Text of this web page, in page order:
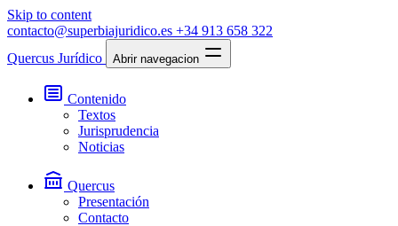
Skip to content
contacto@superbiajuridico.es +34 913 658 322
Quercus Jurídico
Abrir navegacion
Contenido
Textos
Jurisprudencia
Noticias
Quercus
Presentación
Contacto